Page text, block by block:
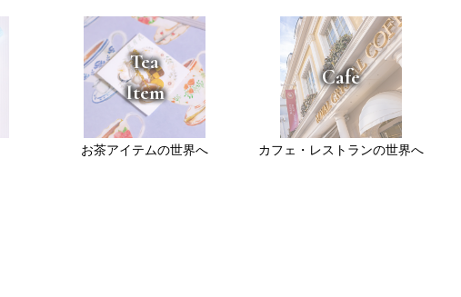
Tea
Item
お茶アイテムの世界へ
Cafe
カフェ・レストランの世界へ